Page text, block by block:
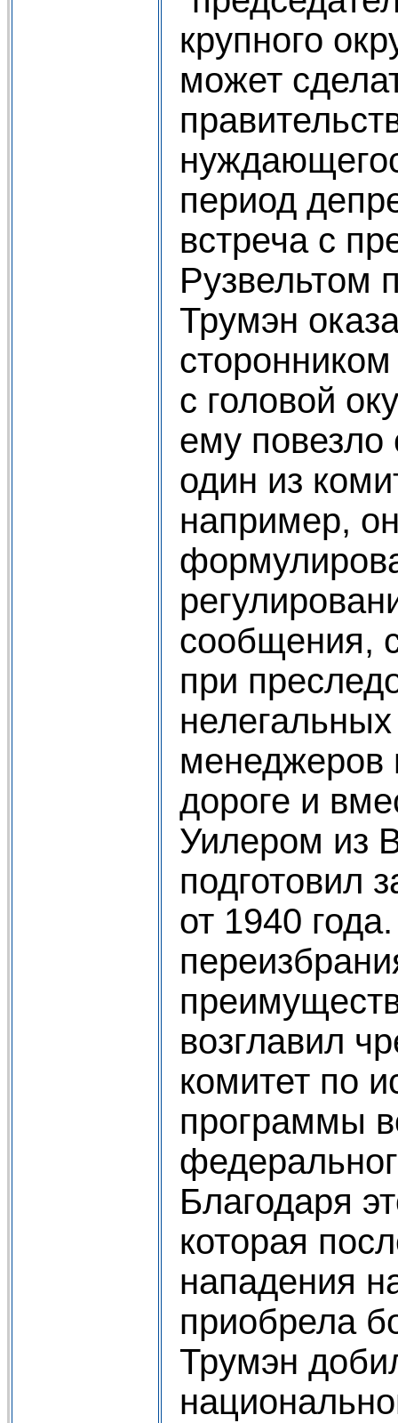
крупного
может
период
встреча с
Рузвельтом
Трумэн
с головой
ему повезло
один из
например,
сообщения,
при
менеджеров
дороге и
Уилером из
подготовил
от 1940
возглавил
комитет по
программы
Благодаря
которая
нападения
приобрела
Трумэн